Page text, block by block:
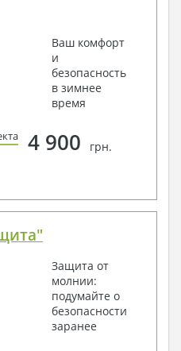
Ваш комфорт
и
безопасность
в зимнее
время
4 900 грн.
Защита от
молнии:
подумайте о
безопасности
заранее